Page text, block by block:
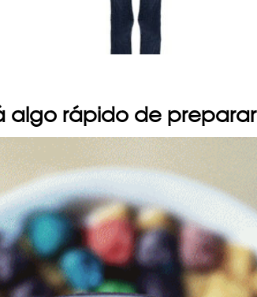
algo rápido de preparar